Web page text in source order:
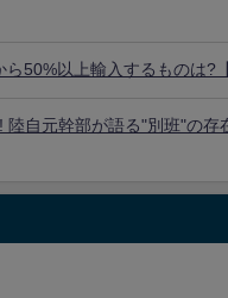
ら50%以上輸入するものは?
陸自元幹部が語る"別班"の存